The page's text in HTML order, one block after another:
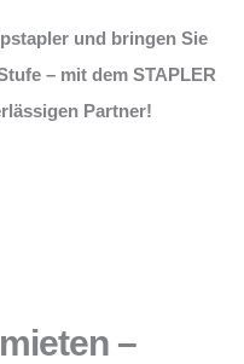
und bringen Sie
– mit dem STAPLER
Partner!
–